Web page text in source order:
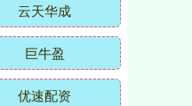
云天华成
巨牛盈
优速配资